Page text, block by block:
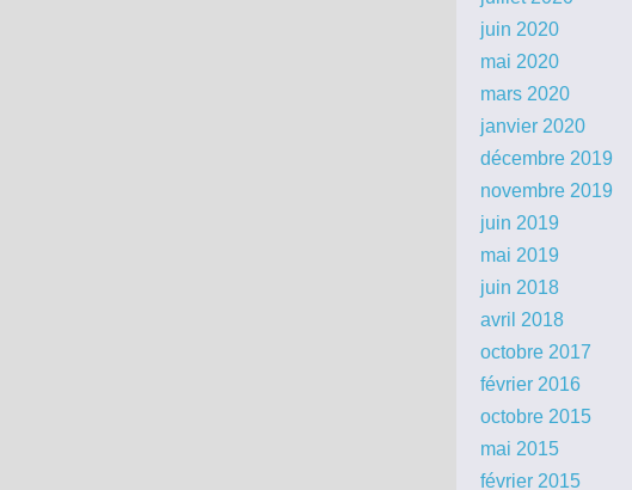
juin 2020
mai 2020
mars 2020
janvier 2020
décembre 2019
novembre 2019
juin 2019
mai 2019
juin 2018
avril 2018
octobre 2017
février 2016
octobre 2015
mai 2015
février 2015